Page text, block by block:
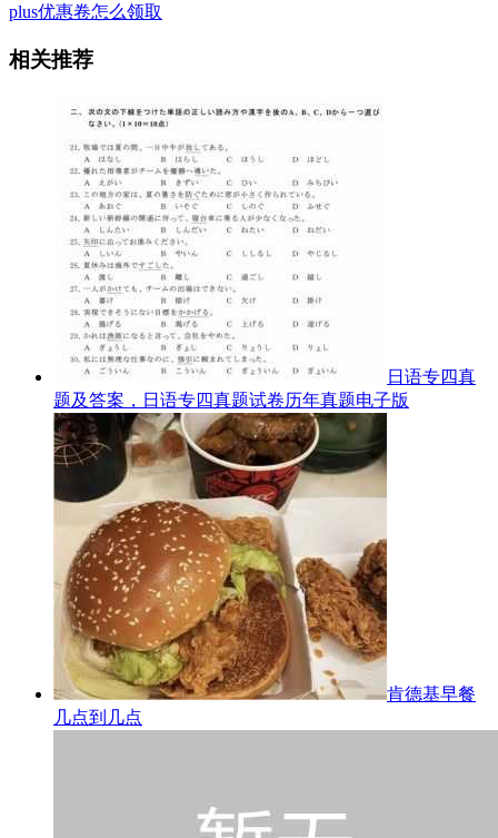
plus优惠卷怎么领取
相关推荐
日语专四真
题及答案，日语专四真题试卷历年真题电子版
肯德基早餐
几点到几点